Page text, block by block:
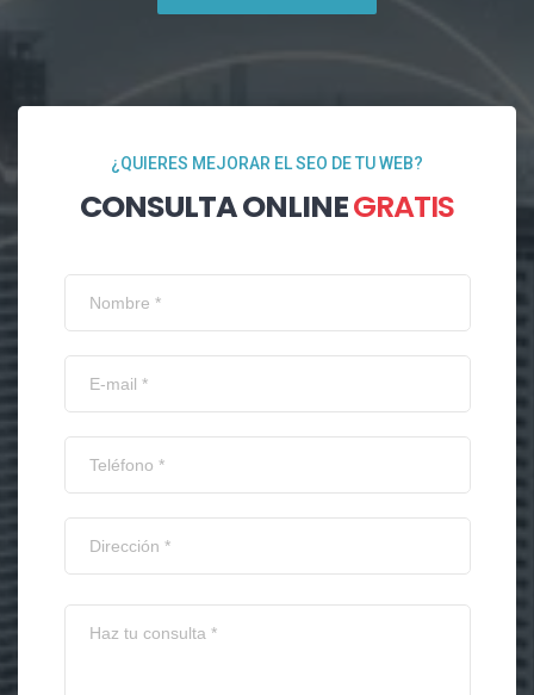
¿QUIERES MEJORAR EL SEO DE TU WEB?
CONSULTA ONLINEGRATIS